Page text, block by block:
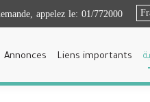
appelez le: 01/772000
Annonces Liens importants